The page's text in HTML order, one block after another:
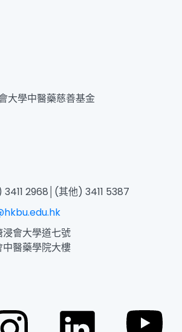
大學中醫藥慈善基金
3411 2968│(其他) 3411 5387
浸會大學道七號
中醫藥學院大樓